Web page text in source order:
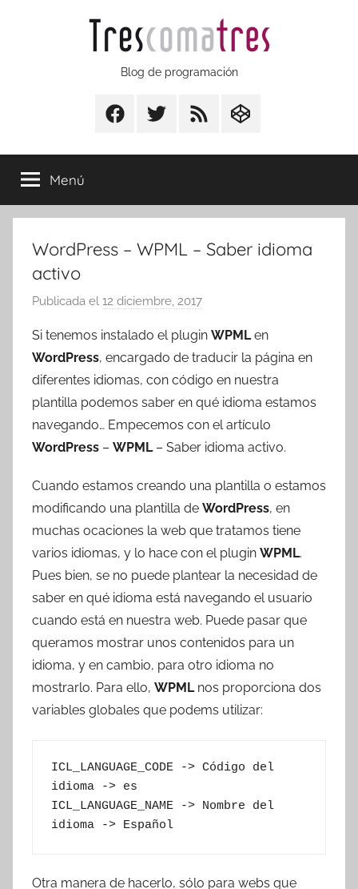
Trescomatres
Blog de programación
FacebookTwitter RSS CodepenIO
Menú
WordPress – WPML – Saber idioma
activo
Publicada el 12 diciembre, 2017
r
T
r
e
s
c
m
a
t
r
e
s
Si tenemos instalado el plugin WPMLen
WordPress, encargado de traducir la página en
diferentes idiomas, con código en nuestra
plantilla podemos saber en qué idioma estamos
navegando… Empecemos con el artículo
WordPress – WPML– Saber idioma activo.
Cuando estamos creando una plantilla o estamos
modificando una plantilla de WordPress, en
muchas ocaciones la web que tratamos tiene
varios idiomas, y lo hace con el plugin WPML.
Pues bien, se no puede plantear la necesidad de
saber en qué idioma está navegando el usuario
cuando está en nuestra web. Puede pasar que
queramos mostrar unos contenidos para un
idioma, y en cambio, para otro idioma no
mostrarlo. Para ello, WPMLnos proporciona dos
variables globales que podems utilizar:
ICL_LANGUAGE_CODE -> Código del
idioma -> es
ICL_LANGUAGE_NAME -> Nombre del
idioma -> Español
Otra manera de hacerlo, sólo para webs que